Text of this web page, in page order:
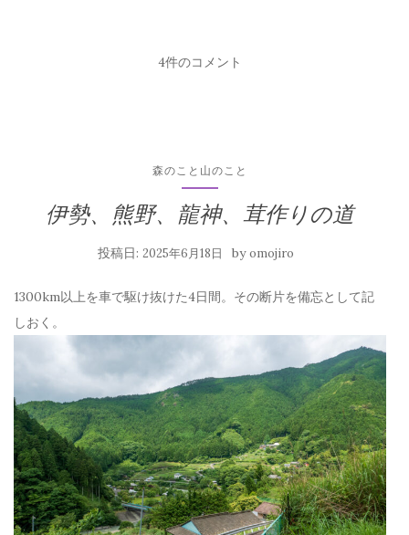
4件のコメント
森のこと山のこと
伊勢、熊野、龍神、茸作りの道
投稿日: 2025年6月18日 byomojiro
1300km以上を車で駆け抜けた4日間。その断片を備忘として記
しおく。